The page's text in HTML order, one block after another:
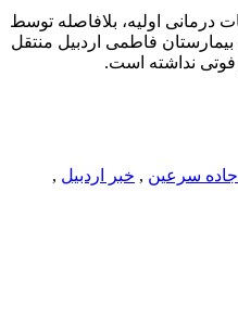
درمانی اولیه، بلافاصله توسط
۱۱۵ اردبیل به بیمارستان فاطمی اردبیل منتقل
فوتی نداشته است.
سرعین , خبر اردبیل ,